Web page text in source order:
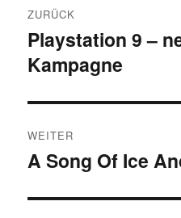
ZURÜCK
Vorheriger
Beitrag:
Playstation 9 –
Kampagne
WEITER
Nächster
A Song Of Ice